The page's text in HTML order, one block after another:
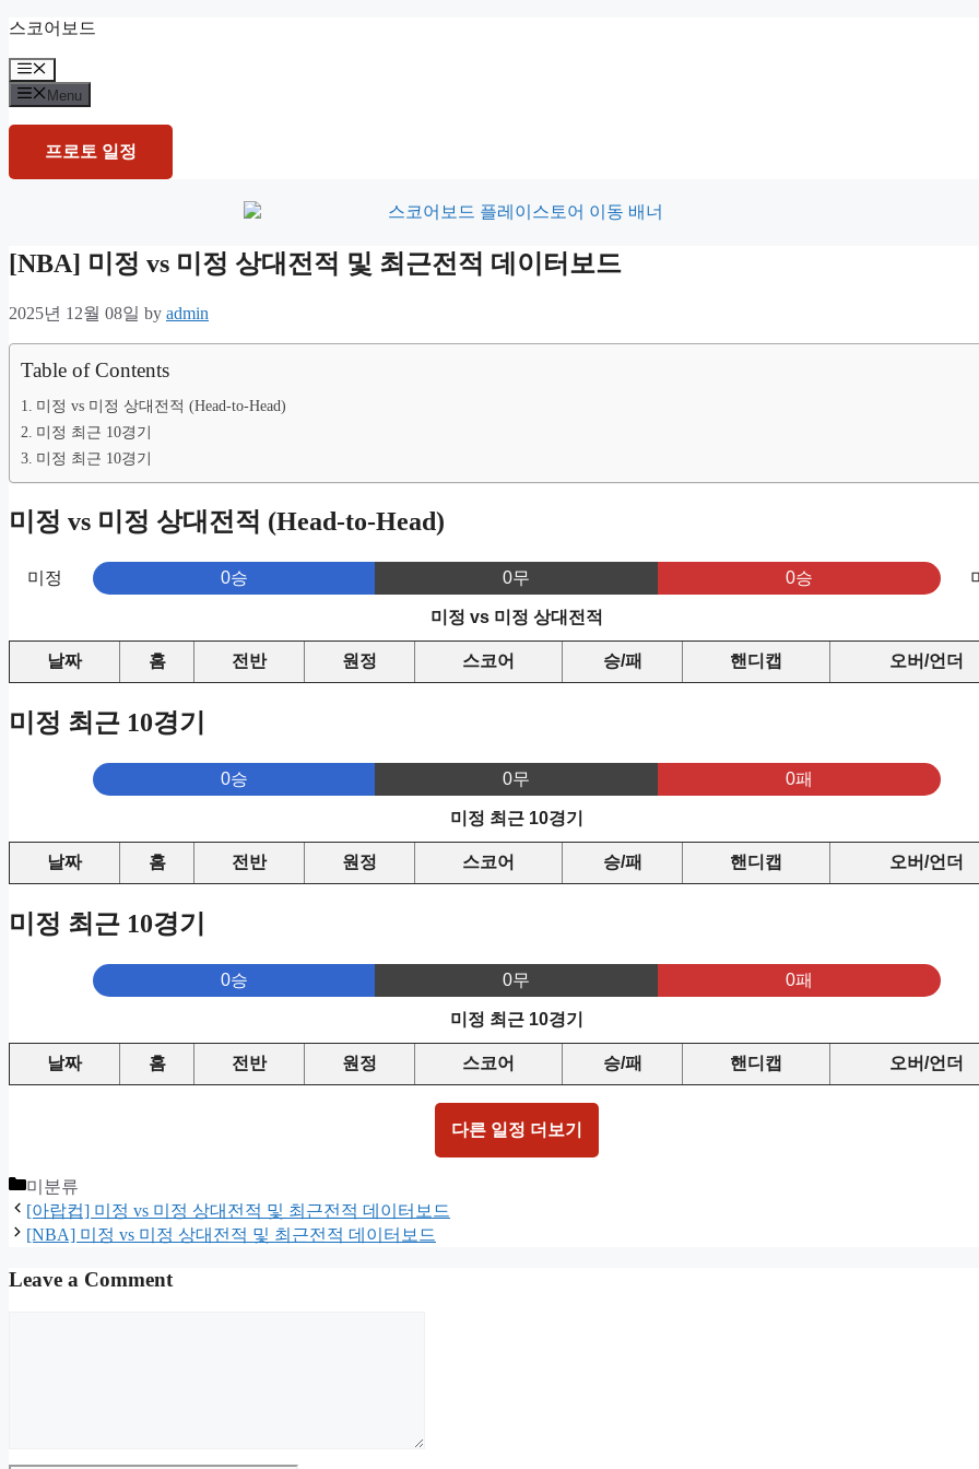
Skip
content
스코어보드
Menu
Menu
프로토 일정
[NBA] 미정 vs 미정 상대전적 및 최근전적 데이터보드
2025년 12월 08일 by admin
Table of Contents
미정 vs 미정 상대전적 (Head-to-Head)
미정 최근 10경기
미정 최근 10경기
미정 vs 미정 상대전적 (Head-to-Head)
미정 0승 0무 0승
미정 vs 미정 상대전적
날짜 홈 전반 원정 스코어 승/패 핸디캡 오버/언더
미정 최근 10경기
0승 0무 0패
미정 최근 10경기
날짜 홈 전반 원정 스코어 승/패 핸디캡 오버/언더
미정 최근 10경기
0승 0무 0패
미정 최근 10경기
날짜 홈 전반 원정 스코어 승/패 핸디캡 오버/언더
다른 일정 더보기
Categories
미분류
[아랍컵] 미정 vs 미정 상대전적 및 최근전적 데이터보드
[NBA] 미정 vs 미정 상대전적 및 최근전적 데이터보드
Leave a Comment